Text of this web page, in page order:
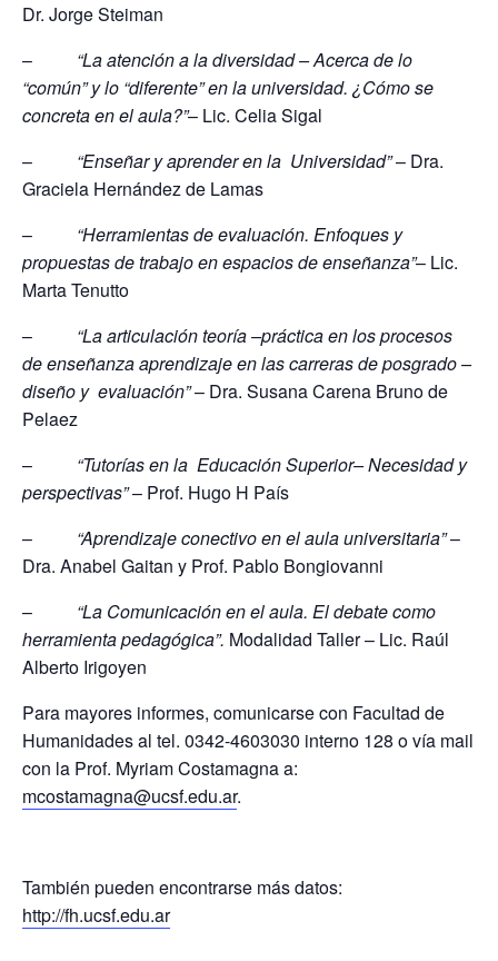
Dr. Jorge Steiman
– “La atención a la diversidad – Acerca de lo
“común” y lo “diferente” en la universidad. ¿Cómo se
concreta en el aula?”– Lic. Celia Sigal
– “Enseñar y aprender en la Universidad”– Dra.
Graciela Hernández de Lamas
– “Herramientas de evaluación. Enfoques y
propuestas de trabajo en espacios de enseñanza”– Lic.
Marta Tenutto
– “La articulación teoría –práctica en los procesos
de enseñanza aprendizaje en las carreras de posgrado –
diseño y evaluación”– Dra. Susana Carena Bruno de
Pelaez
– “Tutorías en la Educación Superior– Necesidad y
perspectivas”– Prof. Hugo H País
– “Aprendizaje conectivo en el aula universitaria”–
Dra. Anabel Gaitan y Prof. Pablo Bongiovanni
– “La Comunicación en el aula. El debate como
herramienta pedagógica”. Modalidad Taller – Lic. Raúl
Alberto Irigoyen
Para mayores informes, comunicarse con Facultad de
Humanidades al tel. 0342-4603030 interno 128 o vía mail
con la Prof. Myriam Costamagna a:
mcostamagna@ucsf.edu.ar.
También pueden encontrarse más datos:
http://fh.ucsf.edu.ar